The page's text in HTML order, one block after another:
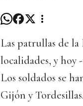
Las patrullas de
localidades, y hoy
Los soldados se
Gijón y Tordesillas.